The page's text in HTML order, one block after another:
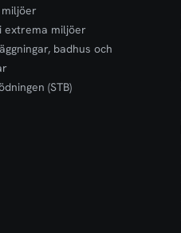
extrema miljöer
badhus och
(STB)